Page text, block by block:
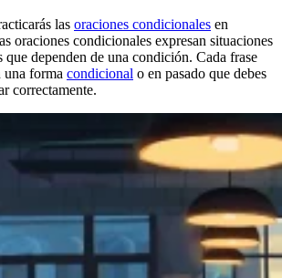
las oraciones condicionales en
oraciones condicionales expresan situaciones
que dependen de una condición. Cada frase
una forma condicional o en pasado que debes
correctamente.